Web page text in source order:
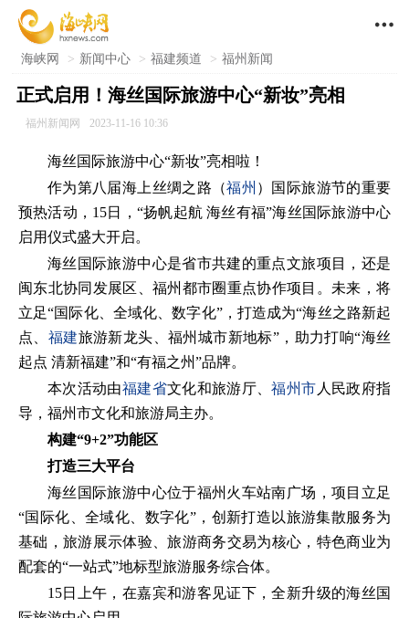

海峡网 > 新闻中心 > 福建频道 > 福州新闻
正式启用！海丝国际旅游中心“新妆”亮相
福州新闻网 2023-11-16 10:36
海丝国际旅游中心“新妆”亮相啦！
作为第八届海上丝绸之路（福州 ）国际旅游节的重要
预热活动，15日，“扬帆起航 海丝有福”海丝国际旅游中心
启用仪式盛大开启。
海丝国际旅游中心是省市共建的重点文旅项目，还是
闽东北协同发展区、福州都市圈重点协作项目。未来，将
立足“国际化、全域化、数字化”，打造成为“海丝之路新起
点、 福建旅游新龙头、福州城市新地标”，助力打响“海丝
起点 清新福建”和“有福之州”品牌。
本次活动由福建省文化和旅游厅、福州市 人民政府指
导，福州市文化和旅游局主办。
构建“9+2”功能区
打造三大平台
海丝国际旅游中心位于福州火车站南广场，项目立足
“国际化、全域化、数字化”，创新打造以旅游集散服务为
基础，旅游展示体验、旅游商务交易为核心，特色商业为
配套的“一站式”地标型旅游服务综合体。
15日上午，在嘉宾和游客见证下，全新升级的海丝国